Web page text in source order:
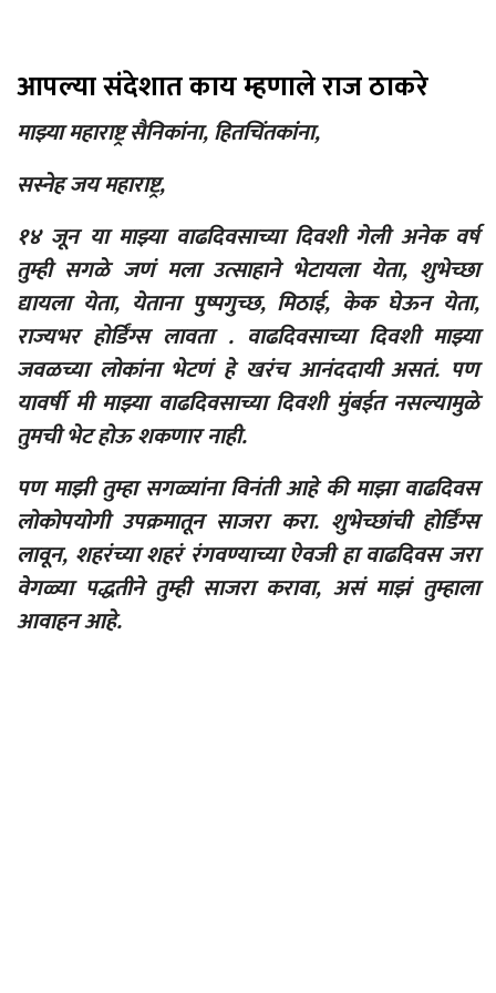
आपल्या संदेशात काय म्हणाले राज ठाकरे
माझ्या महाराष्ट्र सैनिकांना, हितचिंतकांना,
सस्नेह जय महाराष्ट्र,
१४ जून या माझ्या वाढदिवसाच्या दिवशी गेली अनेक वर्ष
तुम्ही सगळे जणं मला उत्साहाने भेटायला येता, शुभेच्छा
द्यायला येता, येताना पुष्पगुच्छ, मिठाई, केक घेऊन येता,
राज्यभर होर्डिंग्स लावता . वाढदिवसाच्या दिवशी माझ्या
जवळच्या लोकांना भेटणं हे खरंच आनंददायी असतं. पण
यावर्षी मी माझ्या वाढदिवसाच्या दिवशी मुंबईत नसल्यामुळे
तुमची भेट होऊ शकणार नाही.
पण माझी तुम्हा सगळ्यांना विनंती आहे की माझा वाढदिवस
लोकोपयोगी उपक्रमातून साजरा करा. शुभेच्छांची होर्डिंग्स
लावून, शहरंच्या शहरं रंगवण्याच्या ऐवजी हा वाढदिवस जरा
वेगळ्या पद्धतीने तुम्ही साजरा करावा, असं माझं तुम्हाला
आवाहन आहे.